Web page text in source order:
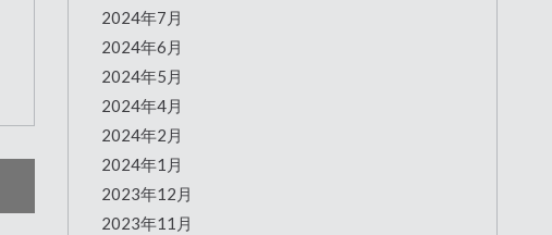
2024年7月
2024年6月
2024年5月
2024年4月
2024年2月
2024年1月
2023年12月
2023年11月